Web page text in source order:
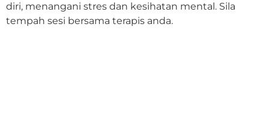
diri, menangani stres dan kesihatan mental. Sila
tempah sesi bersama terapis anda.